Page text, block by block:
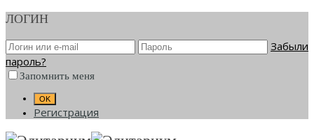
ЛОГИН
Забыли
пароль?
Запомнить меня
Регистрация